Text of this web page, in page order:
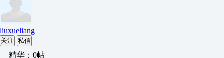
liuxueliang
关注 私信
精华：0帖